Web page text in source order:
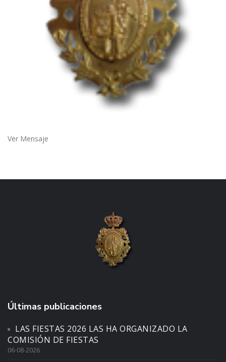
Ver Mensaje
Últimas publicaciones
LAS FIESTAS 2026 LAS HA ORGANIZADO LA
COMISIÓN DE FIESTAS
06-08-2026